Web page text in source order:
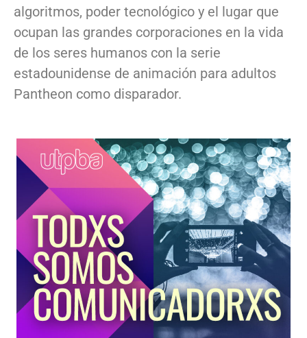
algoritmos, poder tecnológico y el lugar que
ocupan las grandes corporaciones en la vida
de los seres humanos con la serie
estadounidense de animación para adultos
Pantheon como disparador.